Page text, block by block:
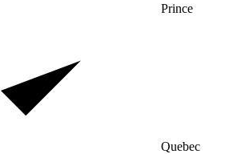
Prince
Quebec